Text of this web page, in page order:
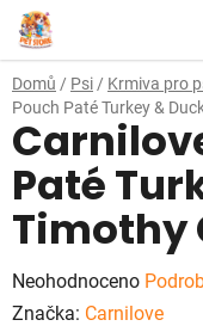
Přejít
na
obsah
Domů / Psi / Krmiva pro
Pouch Paté Turkey &
Paté
Timothy
Průměrné
hodnocení
Neohodnoceno
Značka: Carnilove